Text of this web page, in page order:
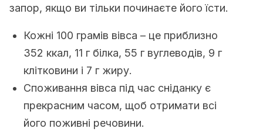
запор, якщо ви тільки починаєте його їсти.
Кожні 100 грамів вівса – це приблизно
352 ккал, 11 г білка, 55 г вуглеводів, 9 г
клітковини і 7 г жиру.
Споживання вівса під час сніданку є
прекрасним часом, щоб отримати всі
його поживні речовини.